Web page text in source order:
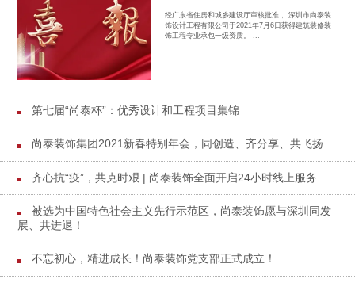
经广东省住房和城乡建设厅审核批准， 深圳市尚泰装
饰设计工程有限公司于2021年7月6日获得建筑装修装
饰工程专业承包一级资质。 ...
第七届“尚泰杯”：优秀设计和工程项目集锦
尚泰装饰集团2021新春特别年会，同创造、齐分享、共飞扬
齐心抗“疫”，共克时艰 | 尚泰装饰全面开启24小时线上服务
被选为中国特色社会主义先行示范区，尚泰装饰愿与深圳同发
展、共进退！
不忘初心，精进成长！尚泰装饰党支部正式成立！